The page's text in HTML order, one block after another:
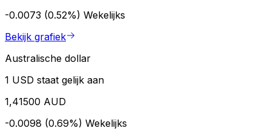
-0.0073 (0.52%) Wekelijks
Bekijk grafiek
Australische dollar
1 USD staat gelijk aan
1,41500 AUD
-0.0098 (0.69%) Wekelijks